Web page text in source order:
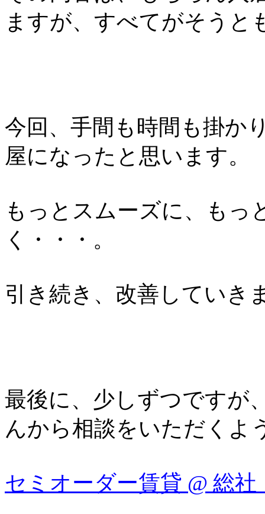
ますが、すべてがそうと
今回、手間も時間も掛か
屋になったと思います。
もっとスムーズに、もっ
く・・・。
引き続き、改善していき
最後に、少しずつですが
んから相談をいただくよ
セミオーダー賃貸 @ 総社